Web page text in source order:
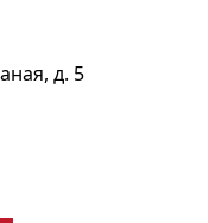
д. 5